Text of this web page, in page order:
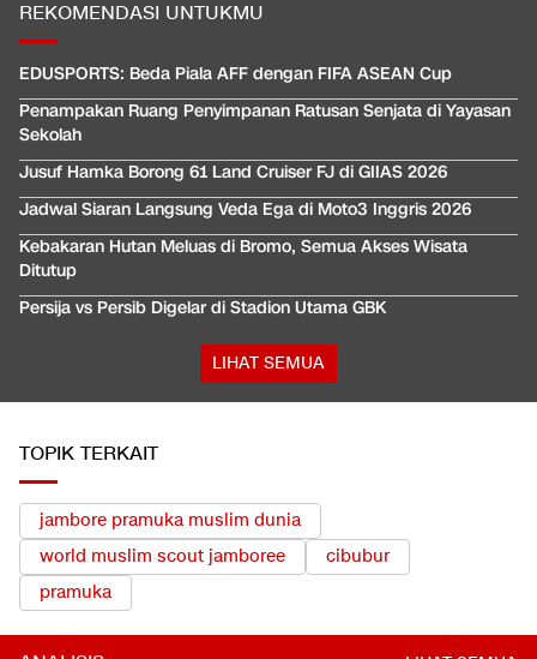
REKOMENDASI UNTUKMU
EDUSPORTS: Beda Piala AFF dengan FIFA ASEAN Cup
Penampakan Ruang Penyimpanan Ratusan Senjata di Yayasan
Sekolah
Jusuf Hamka Borong 61 Land Cruiser FJ di GIIAS 2026
Jadwal Siaran Langsung Veda Ega di Moto3 Inggris 2026
Kebakaran Hutan Meluas di Bromo, Semua Akses Wisata
Ditutup
Persija vs Persib Digelar di Stadion Utama GBK
LIHAT SEMUA
TOPIK TERKAIT
jambore pramuka muslim dunia
world muslim scout jamboree
cibubur
pramuka